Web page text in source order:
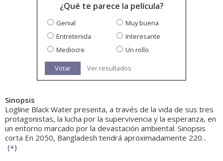
¿Qué te parece la película?
Genial
Muy buena
Entretenida
Interesante
Mediocre
Un rollo
Votar Ver resultados
Sinopsis
Logline Black Water presenta, a través de la vida de sus tres
protagonistas, la lucha por la supervivencia y la esperanza, en
un entorno marcado por la devastación ambiental. Sinopsis
corta En 2050, Bangladesh tendrá aproximadamente 220...
(+)